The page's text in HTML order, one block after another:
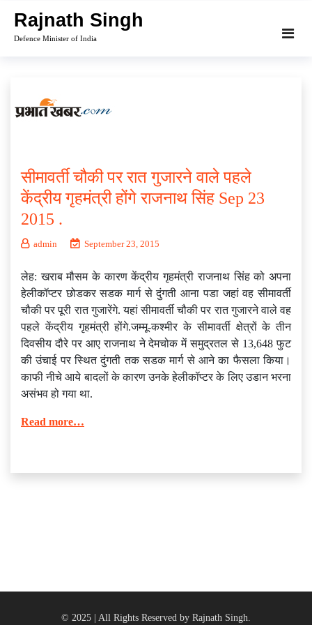
content
Rajnath Singh
Defence Minister of India
सीमावर्ती चौकी पर रात गुजारने वाले पहले
केंद्रीय गृहमंत्री होंगे राजनाथ सिंह Sep 23
2015 .
admin September 23, 2015
लेह: खराब मौसम के कारण केंद्रीय गृहमंत्री राजनाथ सिंह को अपना
हेलीकॉप्टर छोडकर सडक मार्ग से दुंगती आना पडा जहां वह सीमावर्ती
चौकी पर पूरी रात गुजारेंगे. यहां सीमावर्ती चौकी पर रात गुजारने वाले वह
पहले केंद्रीय गृहमंत्री होंगे.जम्मू-कश्मीर के सीमावर्ती क्षेत्रों के तीन
दिवसीय दौरे पर आए राजनाथ ने देमचोक में समुद्रतल से 13,648 फुट
की उंचाई पर स्थित दुंगती तक सडक मार्ग से आने का फैसला किया।
काफी नीचे आये बादलों के कारण उनके हेलीकॉप्टर के लिए उडान भरना
असंभव हो गया था.
Read more…
© 2025 | All Rights Reserved by Rajnath Singh.